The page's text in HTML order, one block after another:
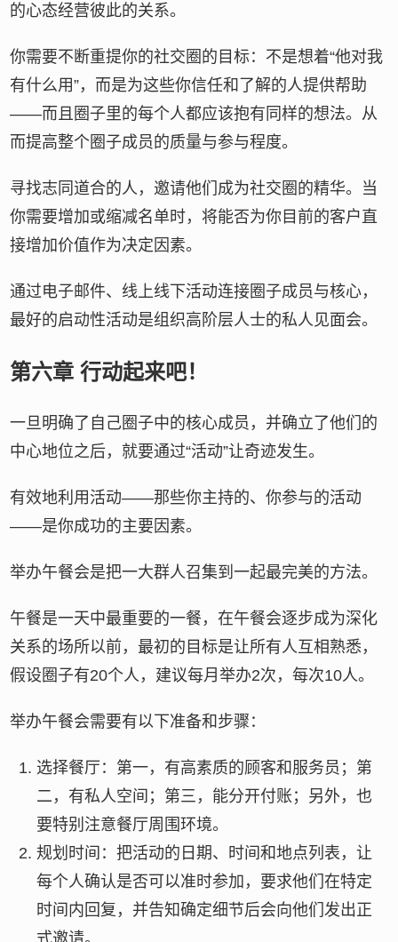
的心态经营彼此的关系。
你需要不断重提你的社交圈的目标：不是想着“他对我
有什么用”，而是为这些你信任和了解的人提供帮助
——而且圈子里的每个人都应该抱有同样的想法。从
而提高整个圈子成员的质量与参与程度。
寻找志同道合的人，邀请他们成为社交圈的精华。当
你需要增加或缩减名单时，将能否为你目前的客户直
接增加价值作为决定因素。
通过电子邮件、线上线下活动连接圈子成员与核心，
最好的启动性活动是组织高阶层人士的私人见面会。
第六章 行动起来吧！
一旦明确了自己圈子中的核心成员，并确立了他们的
中心地位之后，就要通过“活动”让奇迹发生。
有效地利用活动——那些你主持的、你参与的活动
——是你成功的主要因素。
举办午餐会是把一大群人召集到一起最完美的方法。
午餐是一天中最重要的一餐，在午餐会逐步成为深化
关系的场所以前，最初的目标是让所有人互相熟悉，
假设圈子有20个人，建议每月举办2次，每次10人。
举办午餐会需要有以下准备和步骤：
选择餐厅：第一，有高素质的顾客和服务员；第
二，有私人空间；第三，能分开付账；另外，也
要特别注意餐厅周围环境。
规划时间：把活动的日期、时间和地点列表，让
每个人确认是否可以准时参加，要求他们在特定
时间内回复，并告知确定细节后会向他们发出正